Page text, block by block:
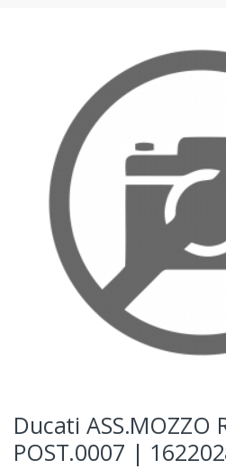
Ducati ASS.MOZZO
POST.0007 |